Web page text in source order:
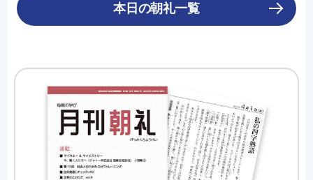
本日の朝礼一覧